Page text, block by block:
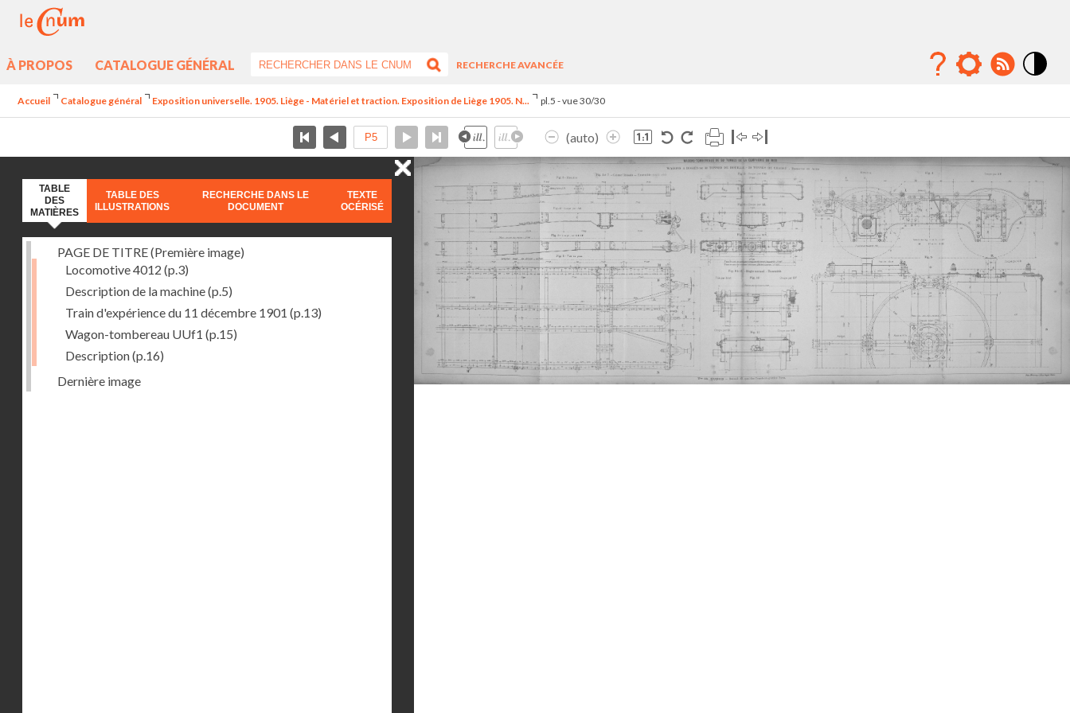
À PROPOS CATALOGUE GÉNÉRAL
RECHERCHE AVANCÉE
Accueil Catalogue général Exposition universelle. 1905. Liège - Matériel et traction. Exposition de Liège 1905. N... pl.5 - vue 30/30
(auto)
TABLE
DES
MATIÈRES
TABLE DES
ILLUSTRATIONS
RECHERCHE DANS LE
DOCUMENT
TEXTE
OCÉRISÉ
PAGE DE TITRE (Première image)
Locomotive 4012 (p.3)
Description de la machine(p.5)
Train d'expérience du 11 décembre 1901 (p.13)
Wagon-tombereau UUf1 (p.15)
Description(p.16)
Dernière image